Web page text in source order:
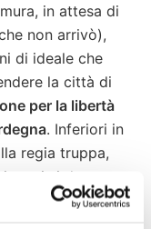
in attesa di
non arrivò),
di ideale che
la città di
per la libertà
. Inferiori in
regia truppa,
si dettero